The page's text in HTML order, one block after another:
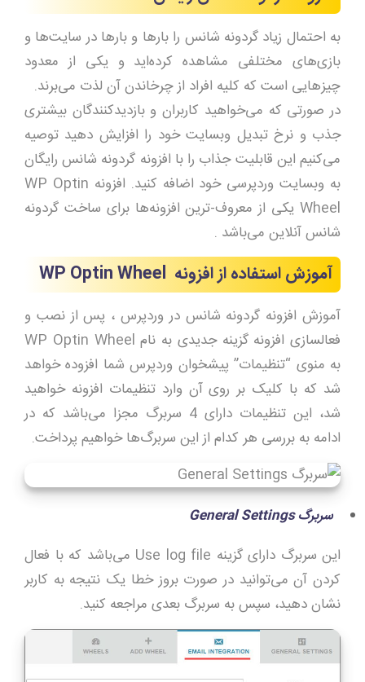
به احتمال زیاد گردونه شانس را بارها و بارها در سایت‌ها و
بازی‌های مختلفی مشاهده کرده‌اید و یکی از معدود
چیزهایی است که کلیه افراد از چرخاندن آن لذت می‌برند.
در صورتی که می‌خواهید کاربران و بازدیدکنندگان بیشتری
جذب و نرخ تبدیل وبسایت خود را افزایش دهید توصیه
می‌کنیم این قابلیت جذاب را با افزونه گردونه شانس رایگان
به وبسایت وردپرسی خود اضافه کنید. افزونه WP Optin
Wheel یکی از معروف-ترین افزونه‌ها برای ساخت گردونه
شانس آنلاین می‌باشد .
آموزش استفاده از افزونه
آموزش افزونه گردونه شانس در وردپرس ، پس از نصب و
فعالسازی افزونه گزینه جدیدی به نام WP Optin Wheel
به منوی “تنظیمات” پیشخوان وردپرس شما افزوده خواهد
شد که با کلیک بر روی آن وارد تنظیمات افزونه خواهید
شد، این تنظیمات دارای 4 سربرگ مجزا می‌باشد که در
ادامه به بررسی هر کدام از این سربرگ‌ها خواهیم پرداخت.
سربرگGeneral Settings
این سربرگ دارای گزینه Use log file می‌باشد که با فعال
کردن آن می‌توانید در صورت بروز خطا یک نتیجه به کاربر
نشان دهید، سپس به سربرگ بعدی مراجعه کنید.